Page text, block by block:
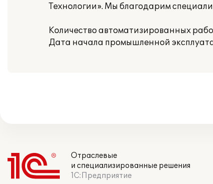
Технологии». Мы благодарим
Количество автоматизированных
Дата начала промышленной
Отраслевые
и специализированные решения
1С:Предприятие